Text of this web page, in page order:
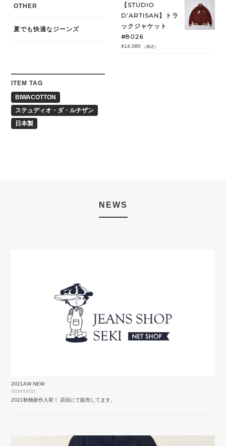
OTHER
夏でも快適なジーンズ
【STUDIO
D’ARTISAN】トラ
ックジャケット
#8026
¥14,080 （税込）
ITEM TAG
BIWACOTTON
ステュディオ・ダ・ルチザン
日本製
NEWS
2021AW NEW
2021年9月5日
2021秋物新作入荷！ 店頭にて販売してます。